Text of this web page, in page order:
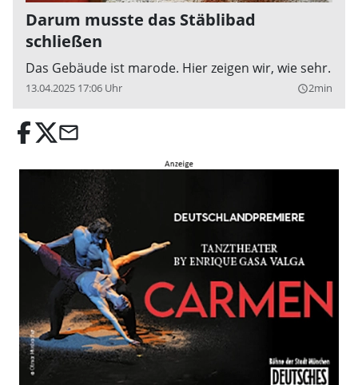
Darum musste das Stäblibad
schließen
Das Gebäude ist marode. Hier zeigen wir, wie sehr.
13.04.2025 17:06 Uhr query_builder2min
email